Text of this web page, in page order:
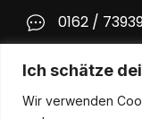
Ich schätze
Wir verwenden
0162 /
Social Media